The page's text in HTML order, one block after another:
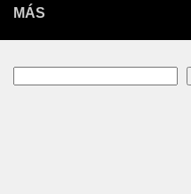
MÁS